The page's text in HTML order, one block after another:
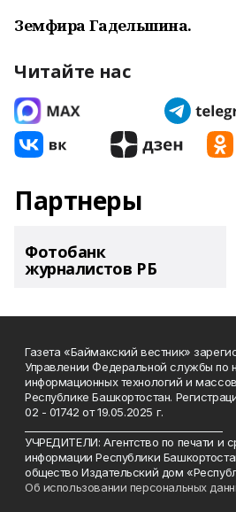
Земфира Гадельшина.
Читайте нас
Партнеры
Фотобанк
журналистов РБ
Газета «Баймакский вестник»
Управлении Федеральной службы по
информационных технологий и
Республике Башкортостан.
02 - 01742 от 19.05.2025 г.
УЧРЕДИТЕЛИ: Агентство по печати и
информации Республики
общество Издательский дом
Об использовании персональных